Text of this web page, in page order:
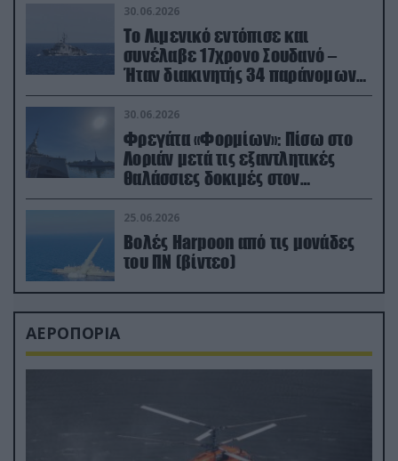
30.06.2026
Το Λιμενικό εντόπισε και
συνέλαβε 17χρονο Σουδανό –
Ήταν διακινητής 34 παράνομων
μεταναστών
30.06.2026
Φρεγάτα «Φορμίων»: Πίσω στο
Λοριάν μετά τις εξαντλητικές
θαλάσσιες δοκιμές στον
απαιτητικό Βισκαϊκό
25.06.2026
Βολές Harpoon από τις μονάδες
του ΠΝ (βίντεο)
ΑΕΡΟΠΟΡΙΑ